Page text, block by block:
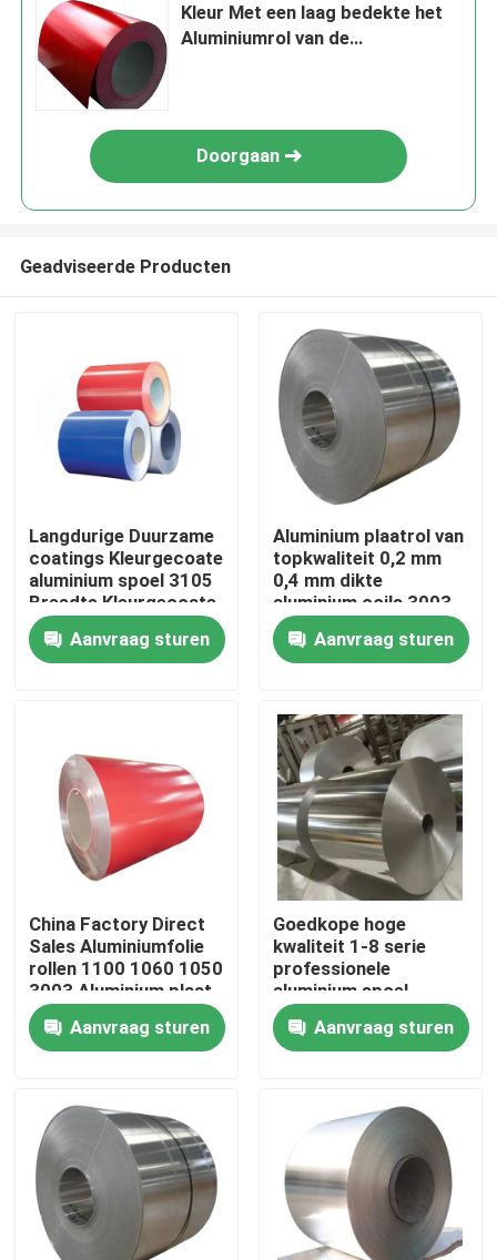
Thuis
video's
Over ons
Kwaliteitscontrole
Neem contact met ons op
Nieuws
Vraag een offerte
De Bladen van de roestvrij staalplaat
Kleur Met een laag bedekte het
Aluminiumrol van de
Doorgaan
Geadviseerde Producten
Langdurige Duurzame
coatings Kleurgecoate
aluminium spoel 3105
Breedte Kleurgecoate
aluminium spoel voor
regengoten
Aanvraag sturen
Aluminium plaatrol van
topkwaliteit 0,2 mm
0,4 mm dikte
aluminium coils 3003
aluminium rollen voor
de lucht- en
ruimtevaart
Aanvraag sturen
China Factory Direct
Sales Aluminiumfolie
rollen 1100 1060 1050
3003 Aluminium plaat
spoel
Aanvraag sturen
Goedkope hoge
kwaliteit 1-8 serie
professionele
aluminium spoel
fabriek aluminium
spoel 60 mm
Aanvraag sturen